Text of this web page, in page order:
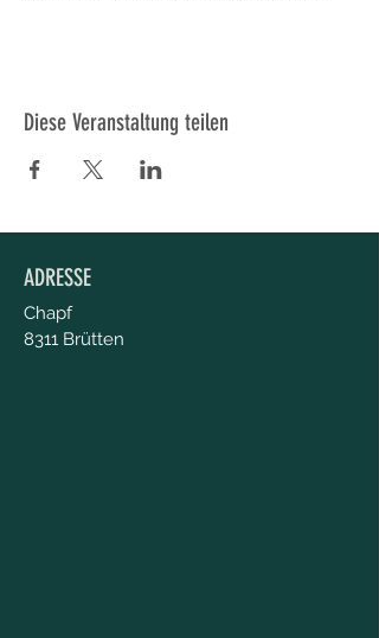
Diese Veranstaltung teilen
ADRESSE
Chapf
8311 Brütten